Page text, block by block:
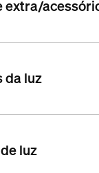
extra/
da luz
luz